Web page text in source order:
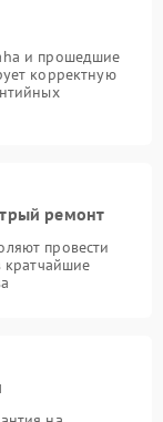
и прошедшие
корректную
ремонт
провести
кратчайшие